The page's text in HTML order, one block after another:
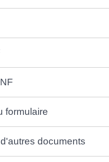
formulaire
documents